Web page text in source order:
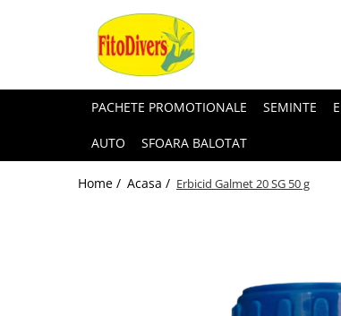
PACHETE PROMOTIONALE SEMINTE
AUTO SFOARA BALOTAT
Home / Acasa / Erbicid Galmet 20 SG 50 g